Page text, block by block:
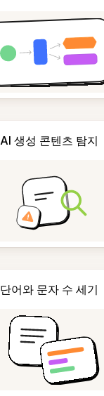
AI 생성 콘텐츠 탐지
단어와 문자 수 세기